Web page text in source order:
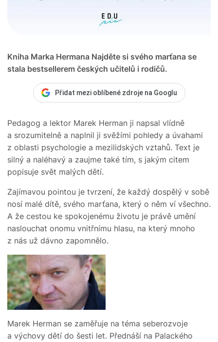
Kniha Marka Hermana Najděte si svého marťana se
stala bestsellerem českých učitelů i rodičů.
Přidat mezi oblíbené zdroje na Googlu
Pedagog a lektor Marek Herman ji napsal vlídně
a srozumitelně a naplnil ji svěžími pohledy a úvahami
z oblasti psychologie a mezilidských vztahů. Text je
silný a naléhavý a zaujme také tím, s jakým citem
popisuje svět malých dětí.
Zajímavou pointou je tvrzení, že každý dospělý v sobě
nosí malé dítě, svého marťana, který o něm ví všechno.
A že cestou ke spokojenému životu je právě umění
naslouchat onomu vnitřnímu hlasu, na který mnoho
z nás už dávno zapomnělo.
Marek Herman se zaměřuje na téma seberozvoje
a výchovy dětí do šesti let. Přednáší na Palackého